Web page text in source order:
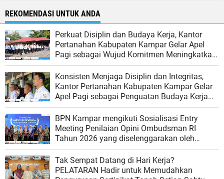
REKOMENDASI UNTUK ANDA
Perkuat Disiplin dan Budaya Kerja, Kantor
Pertanahan Kabupaten Kampar Gelar Apel
Pagi sebagai Wujud Komitmen Meningkatkan
Kualitas Pelayanan
Konsisten Menjaga Disiplin dan Integritas,
Kantor Pertanahan Kabupaten Kampar Gelar
Apel Pagi sebagai Penguatan Budaya Kerja
Organisasi
BPN Kampar mengikuti Sosialisasi Entry
Meeting Penilaian Opini Ombudsman RI
Tahun 2026 yang diselenggarakan oleh
Ombudsman RI
Tak Sempat Datang di Hari Kerja?
PELATARAN Hadir untuk Memudahkan